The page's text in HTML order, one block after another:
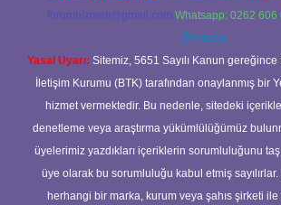
forumhizmeti@gmail.com Whatsapp: 0262 606
@karabul
Yasal Uyarı: Sitemiz, 5651 Sayılı Kanun
İletişim Kurumu (BTK) tarafından onaylanmış bir
hizmet vermektedir. Bu nedenle, sitedeki
denetleme veya araştırma yükümlülüğümüz
üyelerimiz yazdıkları içeriklerin sorumluluğunu
üye olarak bu sorumluluğu kabul etmiş
herhangi bir marka, kurum veya şahıs şirketi ile